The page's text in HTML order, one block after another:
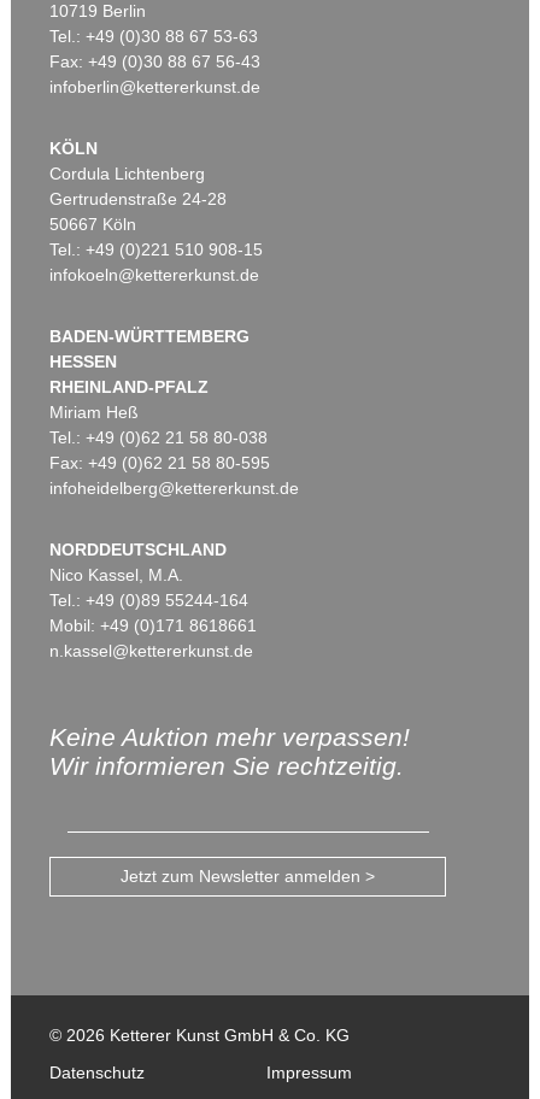
10719 Berlin
Tel.: +49 (0)30 88 67 53-63
Fax: +49 (0)30 88 67 56-43
infoberlin@kettererkunst.de
KÖLN
Cordula Lichtenberg
Gertrudenstraße 24-28
50667 Köln
Tel.: +49 (0)221 510 908-15
infokoeln@kettererkunst.de
BADEN-WÜRTTEMBERG
HESSEN
RHEINLAND-PFALZ
Miriam Heß
Tel.: +49 (0)62 21 58 80-038
Fax: +49 (0)62 21 58 80-595
infoheidelberg@kettererkunst.de
NORDDEUTSCHLAND
Nico Kassel, M.A.
Tel.: +49 (0)89 55244-164
Mobil: +49 (0)171 8618661
n.kassel@kettererkunst.de
Keine Auktion mehr verpassen!
Wir informieren Sie rechtzeitig.
Jetzt zum Newsletter anmelden >
© 2026 Ketterer Kunst GmbH & Co. KG
Datenschutz
Impressum